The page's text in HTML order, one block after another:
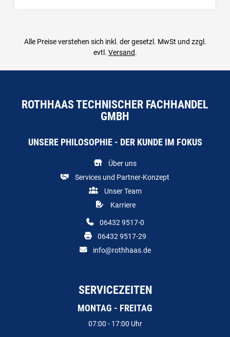
Alle Preise verstehen sich inkl. der gesetzl. MwSt und zzgl.
evtl. Versand.
ROTHHAAS TECHNISCHER FACHHANDEL
GMBH
UNSERE PHILOSOPHIE - DER KUNDE IM FOKUS
Über uns
Services und Partner-Konzept
Unser Team
Karriere
06432 9517-0
06432 9517-29
info@rothhaas.de
SERVICEZEITEN
MONTAG - FREITAG
07:00 - 17:00 Uhr